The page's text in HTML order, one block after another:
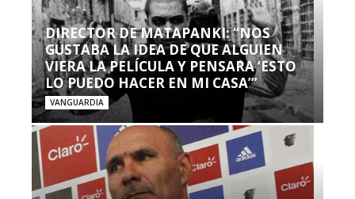
DIRECTOR DE MATAPANKI: “NOS
GUSTABA LA IDEA DE QUE ALGUIEN
VIERA LA PELÍCULA Y PENSARA ‘ESTO
LO PUEDO HACER EN MI CASA’”
VANGUARDIA